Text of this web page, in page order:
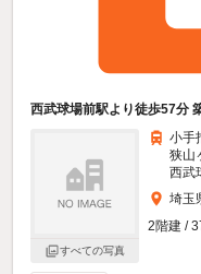
西武球場前駅より徒歩57分
すべての写真
小手
狭山
西武
埼玉
2階建 /